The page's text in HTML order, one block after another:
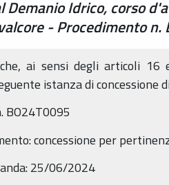
Idrico, corso
- Procedimento n.
ai sensi degli articoli
istanza di concessione
BO24T0095
concessione per
25/06/2024